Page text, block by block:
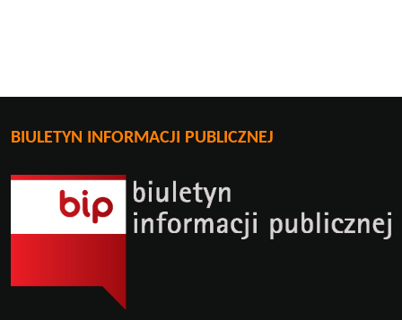
BIULETYN INFORMACJI PUBLICZNEJ